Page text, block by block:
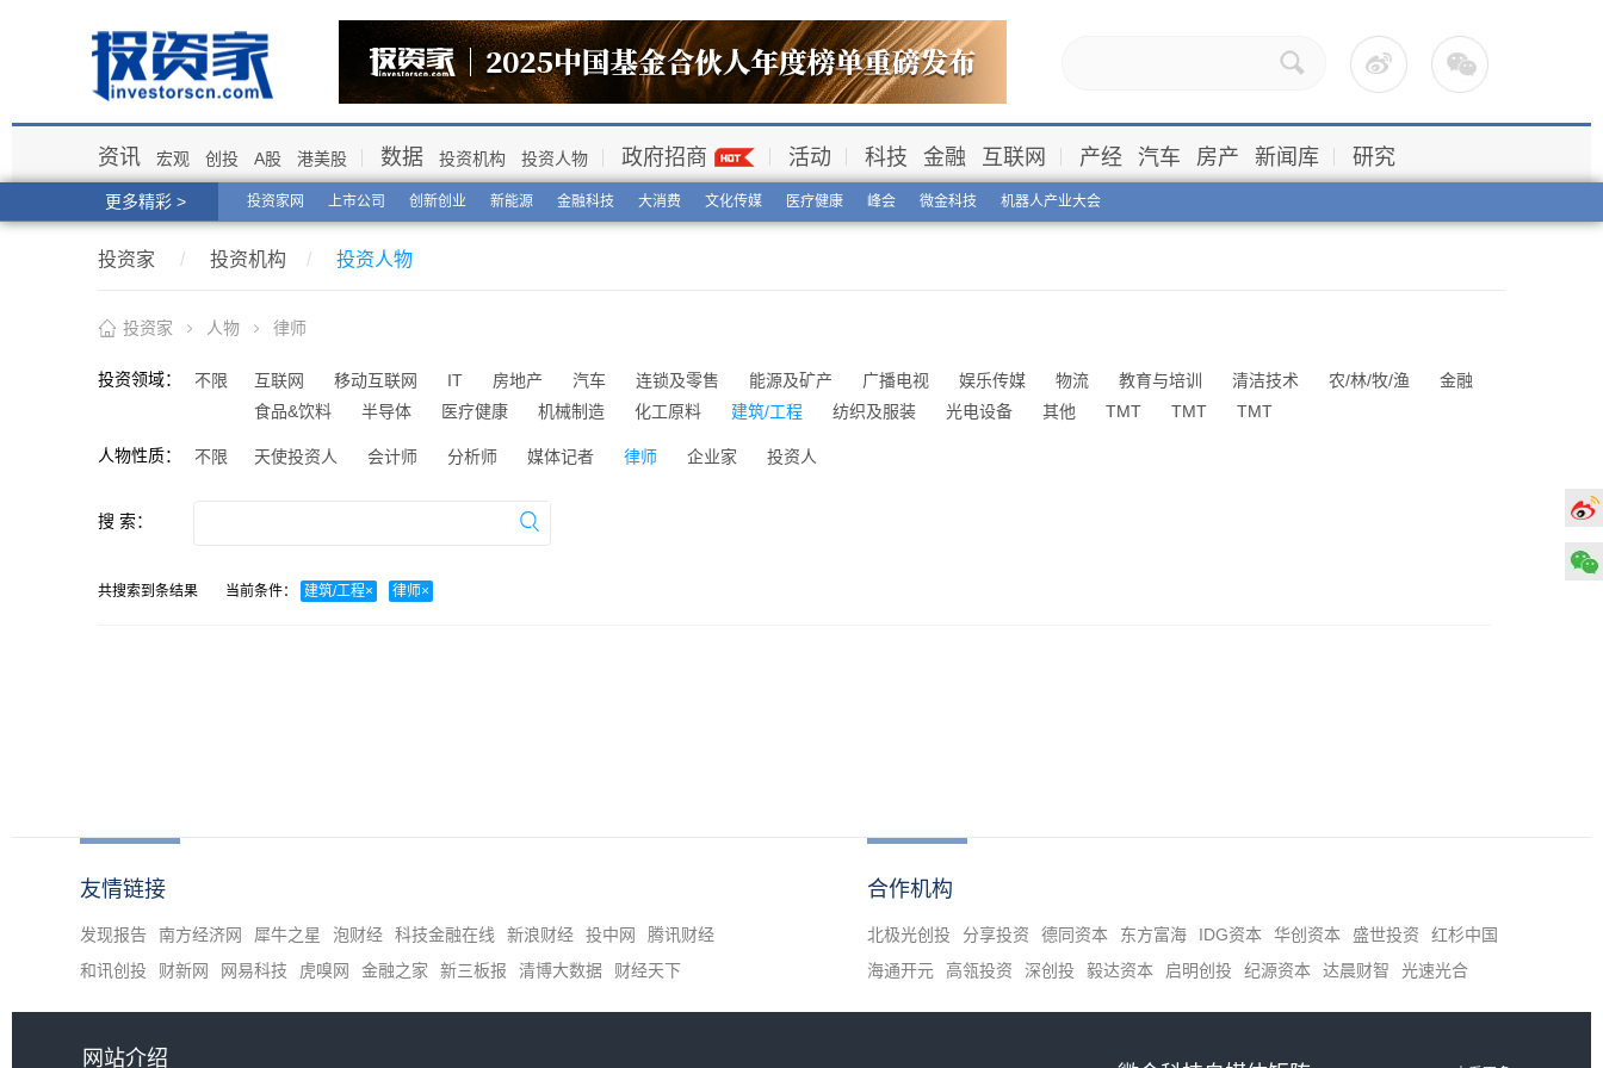
更多精彩 > 投资家网 上市公司 创新创业 新能源 金融科技 大消费 文化传媒 医疗健康 峰会 微金科技 机器人产业大会
资讯 宏观 创投 A股 港美股 数据 投资机构 投资人物 政府招商 活动 科技 金融 互联网 产经 汽车 房产 新闻库 研究
投资家 / 投资机构 / 投资人物
投资家 人物 律师
投资领域： 不限 互联网 移动互联网 IT 房地产 汽车 连锁及零售 能源及矿产 广播电视 娱乐传媒 物流 教育与培训 清洁技术 农/林/牧/渔
金融
食品&饮料
半导体 医疗健康 机械制造 化工原料 建筑/工程 纺织及服装 光电设备 其他 TMT TMT TMT
人物性质： 不限 天使投资人 会计师 分析师 媒体记者 律师 企业家 投资人
搜 索：
共搜索到 条结果 当前条件： 建筑/工程× 律师×
友情链接
发现报告 南方经济网 犀牛之星 泡财经 科技金融在线 新浪财经 投中网
腾讯财经
和讯创投
财新网 网易科技 虎嗅网 金融之家 新三板报 清博大数据 财经天下
合作机构
北极光创投 分享投资 德同资本 东方富海 IDG资本 华创资本 盛世投资
红杉中国
海通开元
高瓴投资 深创投 毅达资本 启明创投 纪源资本 达晨财智 光速光合
网站介绍